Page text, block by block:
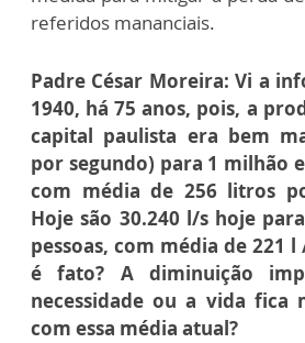
referidos mananciais.
Padre César Moreira: Vi a
1940, há 75 anos, pois, a
capital paulista era bem
por segundo) para 1 milhão
com média de 256 litros
Hoje são 30.240 l/s hoje
pessoas, com média de 221 l
é fato? A diminuição
necessidade ou a vida fica
com essa média atual?